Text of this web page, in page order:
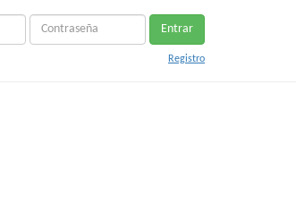
Entrar
Registro